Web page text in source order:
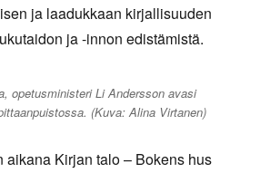
ja laadukkaan kirjallisuuden
ja -innon edistämistä.
opetusministeri Li Andersson avasi
(Kuva: Alina Virtanen)
aikana Kirjan talo – Bokens hus